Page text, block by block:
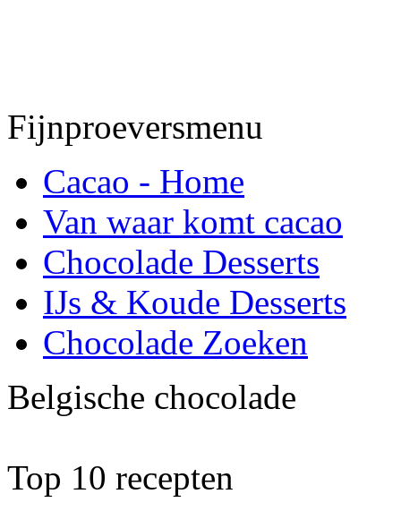
Fijnproeversmenu
Cacao - Home
Van waar komt cacao
Chocolade Desserts
IJs & Koude Desserts
Chocolade Zoeken
Belgische chocolade
Top 10 recepten